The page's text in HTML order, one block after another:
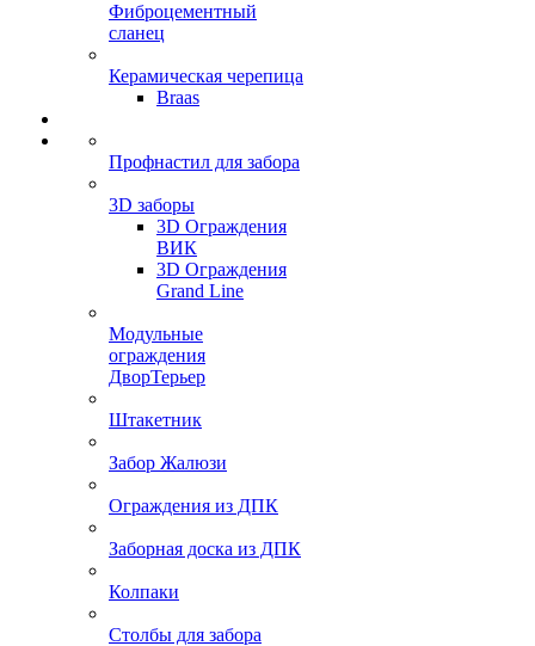
Фиброцементный
сланец
Керамическая черепица
Braas
Профнастил для забора
3D заборы
3D Ограждения
ВИК
3D Ограждения
Grand Line
Модульные
ограждения
ДворТерьер
Штакетник
Забор Жалюзи
Ограждения из ДПК
Заборная доска из ДПК
Колпаки
Столбы для забора